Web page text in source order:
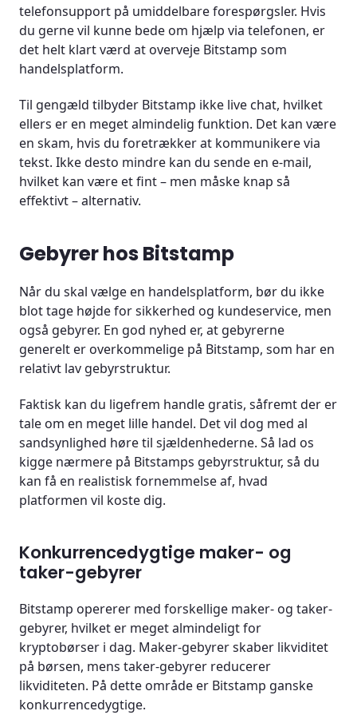
telefonsupport på umiddelbare forespørgsler. Hvis
du gerne vil kunne bede om hjælp via telefonen, er
det helt klart værd at overveje Bitstamp som
handelsplatform.
Til gengæld tilbyder Bitstamp ikke live chat, hvilket
ellers er en meget almindelig funktion. Det kan være
en skam, hvis du foretrækker at kommunikere via
tekst. Ikke desto mindre kan du sende en e-mail,
hvilket kan være et fint – men måske knap så
effektivt – alternativ.
Gebyrer hos Bitstamp
Når du skal vælge en handelsplatform, bør du ikke
blot tage højde for sikkerhed og kundeservice, men
også gebyrer. En god nyhed er, at gebyrerne
generelt er overkommelige på Bitstamp, som har en
relativt lav gebyrstruktur.
Faktisk kan du ligefrem handle gratis, såfremt der er
tale om en meget lille handel. Det vil dog med al
sandsynlighed høre til sjældenhederne. Så lad os
kigge nærmere på Bitstamps gebyrstruktur, så du
kan få en realistisk fornemmelse af, hvad
platformen vil koste dig.
Konkurrencedygtige maker- og
taker-gebyrer
Bitstamp opererer med forskellige maker- og taker-
gebyrer, hvilket er meget almindeligt for
kryptobørser i dag. Maker-gebyrer skaber likviditet
på børsen, mens taker-gebyrer reducerer
likviditeten. På dette område er Bitstamp ganske
konkurrencedygtige.